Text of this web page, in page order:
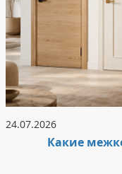
24.07.2026
Какие